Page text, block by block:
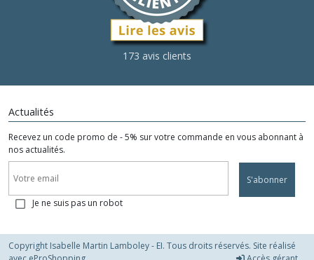
173 avis clients
Actualités
Recevez un code promo de - 5% sur votre commande en vous abonnant à
nos actualités.
S'abonner
Je ne suis pas un robot
Copyright Isabelle Martin Lamboley - EI. Tous droits réservés. Site réalisé